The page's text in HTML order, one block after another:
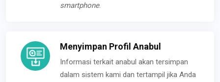
smartphone.
Menyimpan Profil Anabul
Informasi terkait anabul akan tersimpan
dalam sistem kami dan tertampil jika Anda